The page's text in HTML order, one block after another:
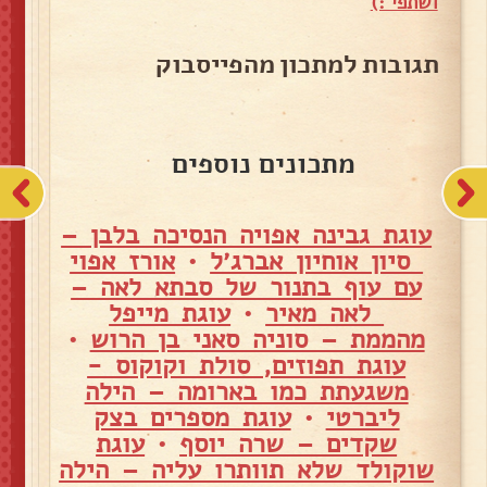
תגובות למתכון מהפייסבוק
מתכונים נוספים
עוגת גבינה אפויה הנסיכה בלבן –
סיון אוחיון אברג׳ל •אורז אפוי
עם עוף בתנור של סבתא לאה –
לאה מאיר •עוגת מייפל
מהממת – סוניה סאני בן הרוש •
עוגת תפוזים, סולת וקוקוס -
משגעתת כמו בארומה – הילה
ליברטי •עוגת מספרים בצק
שקדים – שרה יוסף •עוגת
שוקולד שלא תוותרו עליה – הילה